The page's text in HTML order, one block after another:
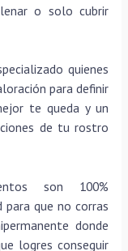
o solo cubrir
quienes
para definir
te queda y un
de tu rostro
son 100%
que no corras
donde
logres conseguir